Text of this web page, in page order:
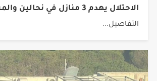
الاحتلال يهدم 3 منازل في نحالين والمنية ببيت لحم